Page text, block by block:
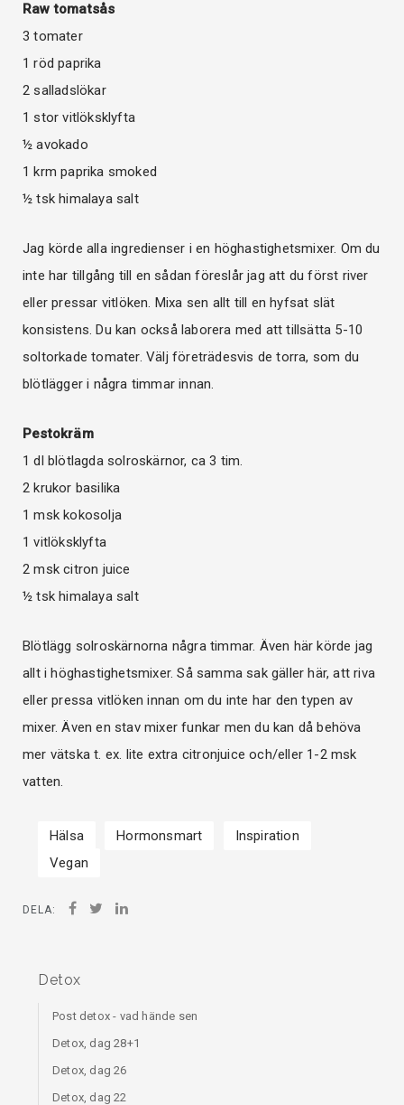
Raw tomatsås
3 tomater
1 röd paprika
2 salladslökar
1 stor vitlöksklyfta
½ avokado
1 krm paprika smoked
½ tsk himalaya salt
Jag körde alla ingredienser i en höghastighetsmixer. Om du
inte har tillgång till en sådan föreslår jag att du först river
eller pressar vitlöken. Mixa sen allt till en hyfsat slät
konsistens. Du kan också laborera med att tillsätta 5-10
soltorkade tomater. Välj företrädesvis de torra, som du
blötlägger i några timmar innan.
Pestokräm
1 dl blötlagda solroskärnor, ca 3 tim.
2 krukor basilika
1 msk kokosolja
1 vitlöksklyfta
2 msk citron juice
½ tsk himalaya salt
Blötlägg solroskärnorna några timmar. Även här körde jag
allt i höghastighetsmixer. Så samma sak gäller här, att riva
eller pressa vitlöken innan om du inte har den typen av
mixer. Även en stav mixer funkar men du kan då behöva
mer vätska t. ex. lite extra citronjuice och/eller 1-2 msk
vatten.
Hälsa Hormonsmart
Inspiration
Vegan
DELA:
Detox
Post detox - vad hände sen
Detox, dag 28+1
Detox, dag 26
Detox, dag 22